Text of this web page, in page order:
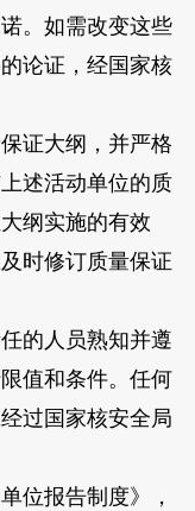
。如需改变这些
论证，经国家核
证大纲，并严格
述活动单位的质
纲实施的有效
时修订质量保证
的人员熟知并遵
值和条件。任何
过国家核安全局
报告制度》，